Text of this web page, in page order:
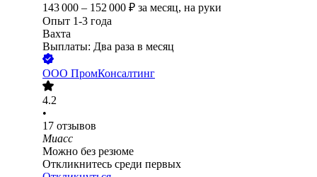
143 000 – 152 000 ₽ за месяц, на руки
Опыт 1-3 года
Вахта
Выплаты: Два раза в месяц
ООО ПромКонсалтинг
4.2
•
17 отзывов
Миасс
Можно без резюме
Откликнитесь среди первых